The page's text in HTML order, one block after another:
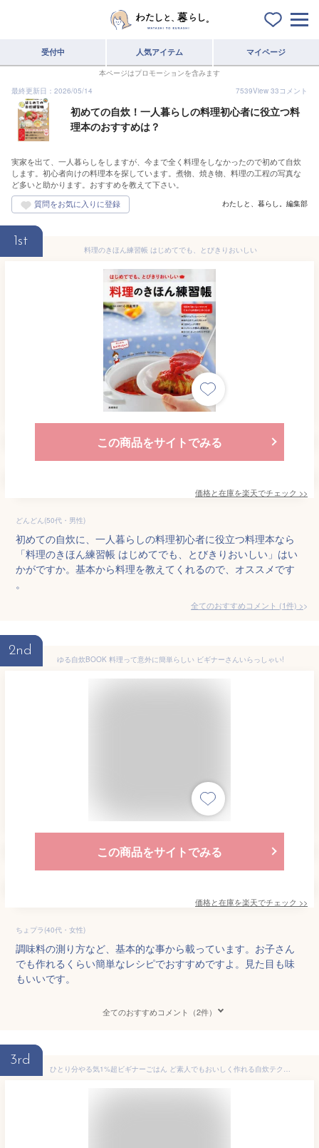
受付中 人気アイテム マイページ
本ページはプロモーションを含みます
最終更新日：2026/05/14
7539View 33コメント
初めての自炊！一人暮らしの料理初心者に役立つ料
理本のおすすめは？
実家を出て、一人暮らしをしますが、今まで全く料理をしなかったので初めて自炊
します。初心者向けの料理本を探しています。煮物、焼き物、料理の工程の写真な
ど多いと助かります。おすすめを教えて下さい。
わたしと、暮らし。編集部
1st
料理のきほん練習帳 はじめてでも、とびきりおいしい
この商品をサイトでみる
価格と在庫を楽天でチェック >>
どんどん(50代・男性)
初めての自炊に、一人暮らしの料理初心者に役立つ料理本なら
「料理のきほん練習帳 はじめてでも、とびきりおいしい」はい
かがですか。基本から料理を教えてくれるので、オススメです
。
全てのおすすめコメント (1件) >
2nd
ゆる自炊BOOK 料理って意外に簡単らしい ビギナーさんいらっしゃい!
この商品をサイトでみる
価格と在庫を楽天でチェック >>
ちょプラ(40代・女性)
調味料の測り方など、基本的な事から載っています。お子さん
でも作れるくらい簡単なレシピでおすすめですよ。見た目も味
もいいです。
全てのおすすめコメント（2件）
3rd
ひとり分やる気1%超ビギナーごはん ど素人でもおいしく作れる自炊テク&レシピ500／ハマごはん／レシピ【1000円以上送料無料】